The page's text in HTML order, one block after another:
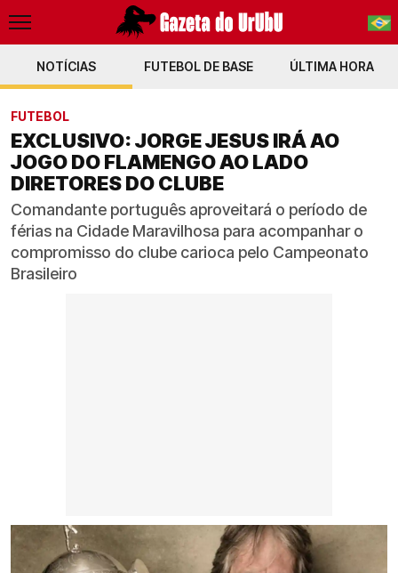
PT-BR
NOTÍCIAS FUTEBOL DE BASE ÚLTIMA HORA
FUTEBOL
EXCLUSIVO: JORGE JESUS IRÁ AO
JOGO DO FLAMENGO AO LADO
DIRETORES DO CLUBE
Comandante português aproveitará o período de
férias na Cidade Maravilhosa para acompanhar o
compromisso do clube carioca pelo Campeonato
Brasileiro